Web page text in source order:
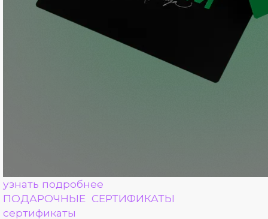
узнать подробнее
ПОДАРОЧНЫЕ СЕРТИФИКАТЫ
сертификаты